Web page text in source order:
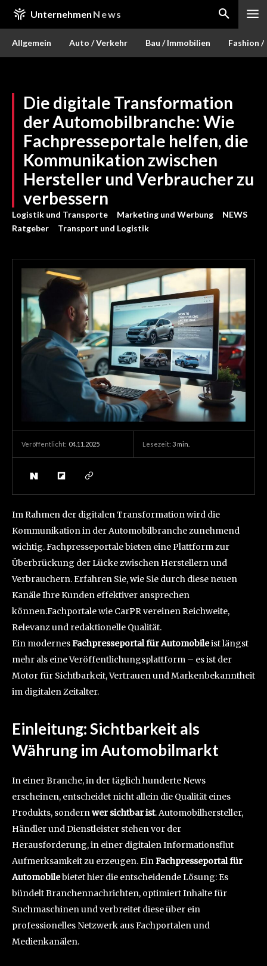
Unternehmen News
Allgemein Auto / Verkehr Bau / Immobilien Fashion /
Die digitale Transformation
der Automobilbranche: Wie
Fachpresseportale helfen, die
Kommunikation zwischen
Hersteller und Verbraucher zu
verbessern
Logistik und Transporte Marketing und Werbung
NEWS
Ratgeber
Transport und Logistik
Veröffentlicht: 04.11.2025 Lesezeit: 3 min.
Im Rahmen der digitalen Transformation wird die
Kommunikation in der Automobilbranche zunehmend
wichtig. Fachpresseportale bieten eine Plattform zur
Überbrückung der Lücke zwischen Herstellern und
Verbrauchern. Erfahren Sie, wie Sie durch diese neuen
Kanäle Ihre Kunden effektiver ansprechen
können.Fachportale wie CarPR vereinen Reichweite,
Relevanz und redaktionelle Qualität.
Ein modernesFachpresseportal für Automobileist längst
mehr als eine Veröffentlichungsplattform – es ist der
Motor für Sichtbarkeit, Vertrauen und Markenbekanntheit
im digitalen Zeitalter.
Einleitung: Sichtbarkeit als
Währung im Automobilmarkt
In einer Branche, in der täglich hunderte News
erscheinen, entscheidet nicht allein die Qualität eines
Produkts, sondernwer sichtbar ist. Automobilhersteller,
Händler und Dienstleister stehen vor der
Herausforderung, in einer digitalen Informationsflut
Aufmerksamkeit zu erzeugen. EinFachpresseportal für
Automobilebietet hier die entscheidende Lösung: Es
bündelt Branchennachrichten, optimiert Inhalte für
Suchmaschinen und verbreitet diese über ein
professionelles Netzwerk aus Fachportalen und
Medienkanälen.